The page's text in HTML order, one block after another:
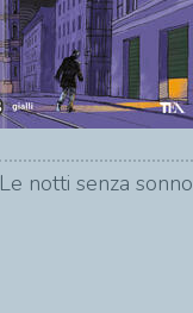
Le notti senza sonno